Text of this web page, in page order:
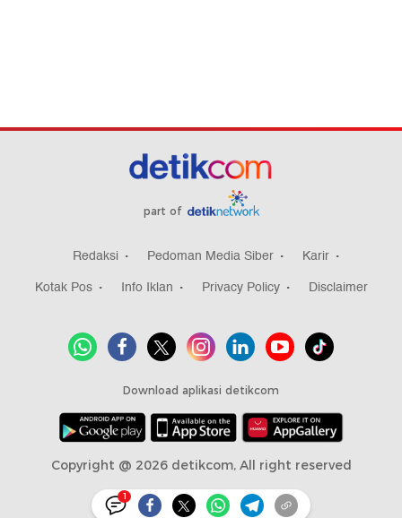
1
part of
Redaksi Pedoman Media Siber
Karir
Kotak Pos
Info Iklan Privacy Policy Disclaimer
Download aplikasi detikcom
Copyright @ 2026 detikcom, All right reserved